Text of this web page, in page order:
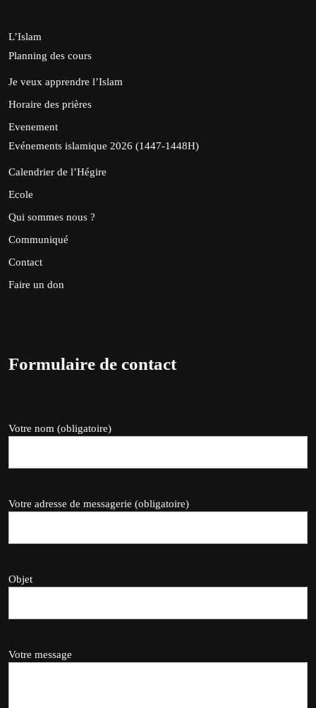
L’Islam
Planning des cours
Je veux apprendre l’Islam
Horaire des prières
Evenement
Evénements islamique 2026 (1447-1448H)
Calendrier de l’Hégire
Ecole
Qui sommes nous ?
Communiqué
Contact
Faire un don
Formulaire de contact
Votre nom (obligatoire)
Votre adresse de messagerie (obligatoire)
Objet
Votre message